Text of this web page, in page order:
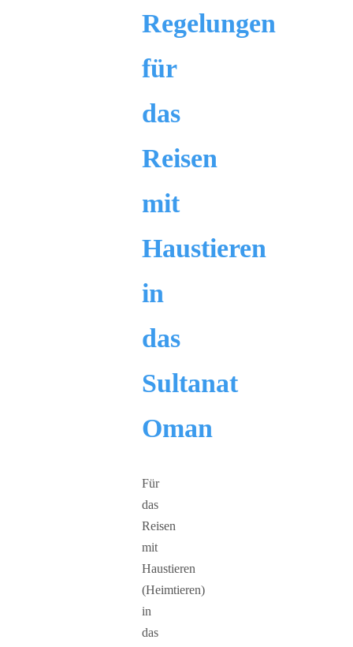
Regelungen
für
das
Reisen
mit
Haustieren
in
das
Sultanat
Oman
Für
das
Reisen
mit
Haustieren
(Heimtieren)
in
das